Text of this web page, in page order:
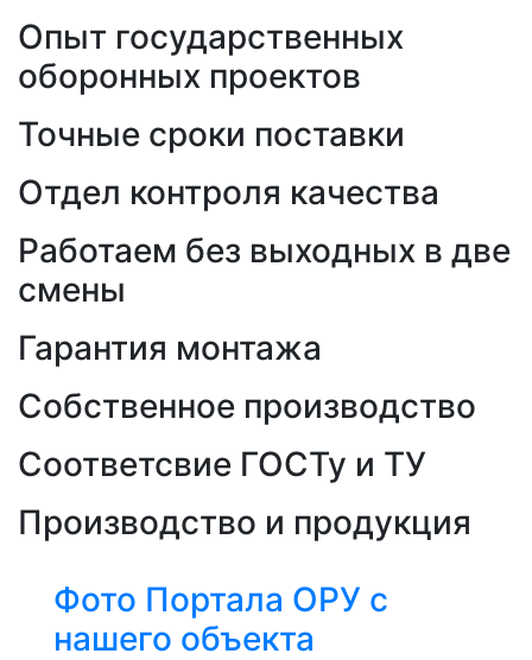
Опыт государственных
оборонных проектов
Точные сроки поставки
Отдел контроля качества
Работаем без выходных в две
смены
Гарантия монтажа
Собственное производство
Соответсвие ГОСТу и ТУ
Производство и продукция
Фото Портала ОРУ с
нашего объекта